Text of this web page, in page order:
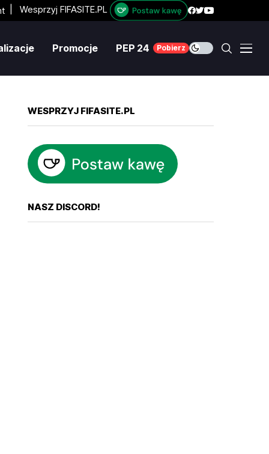
Wesprzyj FIFASITE.PL
Promocje PEP 24 Pobierz
WESPRZYJ FIFASITE.PL
NASZ DISCORD!